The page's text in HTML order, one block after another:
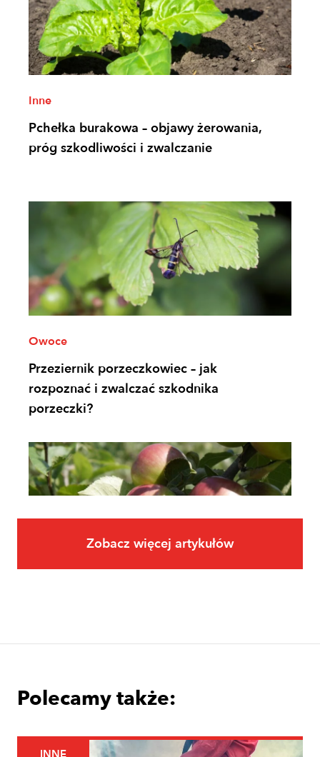
Inne
Pchełka burakowa – objawy żerowania,
próg szkodliwości i zwalczanie
Owoce
Przeziernik porzeczkowiec – jak
rozpoznać i zwalczać szkodnika
porzeczki?
Zobacz więcej artykułów
Polecamy także:
INNE